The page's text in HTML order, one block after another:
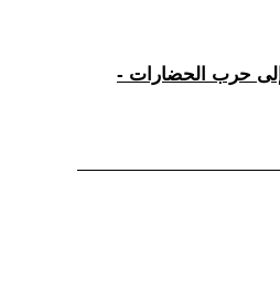
إلى حرب الحضارات -